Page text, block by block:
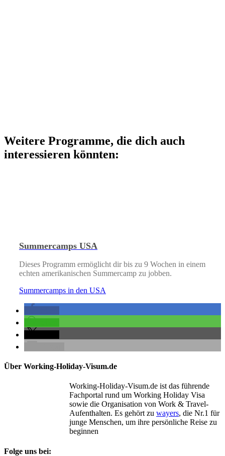
Weitere Programme, die dich auch
interessieren könnten:
Summercamps USA
Dieses Programm ermöglicht dir bis zu 9 Wochen in einem
echten amerikanischen Summercamp zu jobben.
Summercamps in den USA
Über Working-Holiday-Visum.de
Working-Holiday-Visum.de ist das führende
Fachportal rund um Working Holiday Visa
sowie die Organisation von Work & Travel-
Aufenthalten. Es gehört zu wayers, die Nr.1 für
junge Menschen, um ihre persönliche Reise zu
beginnen
Folge uns bei: